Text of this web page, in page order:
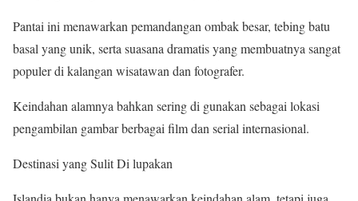
Pantai ini menawarkan pemandangan ombak besar, tebing batu
basal yang unik, serta suasana dramatis yang membuatnya sangat
populer di kalangan wisatawan dan fotografer.
Keindahan alamnya bahkan sering di gunakan sebagai lokasi
pengambilan gambar berbagai film dan serial internasional.
Destinasi yang Sulit Di lupakan